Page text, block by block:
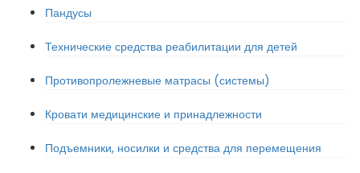
Пандусы
Технические средства реабилитации для детей
Противопролежневые матрасы (системы)
Кровати медицинские и принадлежности
Подъемники, носилки и средства для перемещения